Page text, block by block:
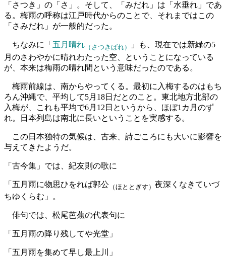
「さつき」の「さ」。そして、「みだれ」は「水垂れ」であ
る。梅雨の呼称は江戸時代からのことで、それまではこの
「さみだれ」が一般的だった。
ちなみに「 五月晴れ （さつきばれ）
」も、現在では新緑の5
月のさわやかに晴れわたった空、ということになっている
が、本来は梅雨の晴れ間という意味だったのである。
梅雨前線は、南からやってくる。最初に入梅するのはもち
ろん沖縄で、平均して5月18日だとのこと。東北地方北部の
入梅が、これも平均で6月12日というから、ほぼ1カ月のず
れ。日本列島は南北に長いということを実感する。
この日本独特の気候は、古来、詩ごころにも大いに影響を
与えてきたようだ。
「古今集」では、紀友則の歌に
「五月雨に物思ひをれば郭公 （ほととぎす） 夜深くなきていづ
ちゆくらむ」。
俳句では、松尾芭蕉の代表句に
「五月雨の降り残してや光堂」
「五月雨を集めて早し最上川」